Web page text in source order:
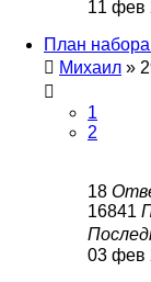
11 фев
План
Михаил »
1
2
18
16841
03 фев